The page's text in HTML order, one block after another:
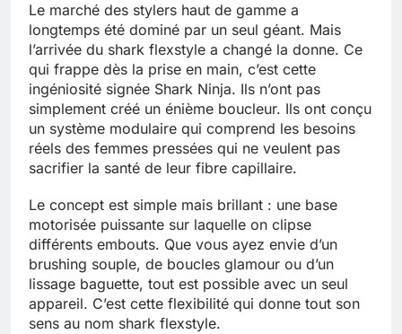
Le marché des stylers haut de gamme a
longtemps été dominé par un seul géant. Mais
l’arrivée du shark flexstyle a changé la donne. Ce
qui frappe dès la prise en main, c’est cette
ingéniosité signée Shark Ninja. Ils n’ont pas
simplement créé un énième boucleur. Ils ont conçu
un système modulaire qui comprend les besoins
réels des femmes pressées qui ne veulent pas
sacrifier la santé de leur fibre capillaire.
Le concept est simple mais brillant : une base
motorisée puissante sur laquelle on clipse
différents embouts. Que vous ayez envie d’un
brushing souple, de boucles glamour ou d’un
lissage baguette, tout est possible avec un seul
appareil. C’est cette flexibilité qui donne tout son
sens au nom shark flexstyle.